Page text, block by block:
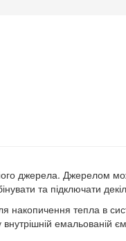
джерела. Джерелом
та підключати
накопичення тепла в
емальованій